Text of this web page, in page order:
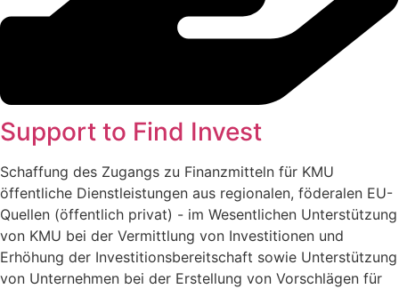
Support to Find Invest
Schaffung des Zugangs zu Finanzmitteln für KMU
öffentliche Dienstleistungen aus regionalen, föderalen EU-
Quellen (öffentlich privat) - im Wesentlichen Unterstützung
von KMU bei der Vermittlung von Investitionen und
Erhöhung der Investitionsbereitschaft sowie Unterstützung
von Unternehmen bei der Erstellung von Vorschlägen für